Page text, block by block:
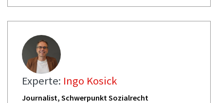
Experte: Ingo Kosick
Journalist, Schwerpunkt Sozialrecht